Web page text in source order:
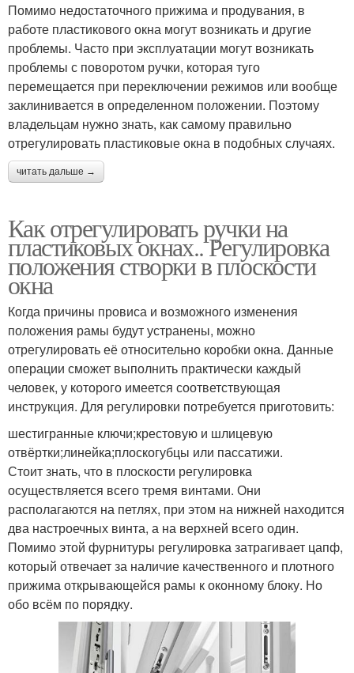
Помимо недостаточного прижима и продувания, в
работе пластикового окна могут возникать и другие
проблемы. Часто при эксплуатации могут возникать
проблемы с поворотом ручки, которая туго
перемещается при переключении режимов или вообще
заклинивается в определенном положении. Поэтому
владельцам нужно знать, как самому правильно
отрегулировать пластиковые окна в подобных случаях.
читать дальше →
Как отрегулировать ручки на
пластиковых окнах.. Регулировка
положения створки в плоскости
окна
Когда причины провиса и возможного изменения
положения рамы будут устранены, можно
отрегулировать её относительно коробки окна. Данные
операции сможет выполнить практически каждый
человек, у которого имеется соответствующая
инструкция. Для регулировки потребуется приготовить:
шестигранные ключи;крестовую и шлицевую
отвёртки;линейка;плоскогубцы или пассатижи.
Стоит знать, что в плоскости регулировка
осуществляется всего тремя винтами. Они
располагаются на петлях, при этом на нижней находится
два настроечных винта, а на верхней всего один.
Помимо этой фурнитуры регулировка затрагивает цапф,
который отвечает за наличие качественного и плотного
прижима открывающейся рамы к оконному блоку. Но
обо всём по порядку.